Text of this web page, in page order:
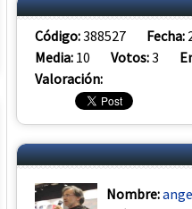
Código:388527 Fecha:
Media: 10 Votos:3
Valoración:
Nombre: